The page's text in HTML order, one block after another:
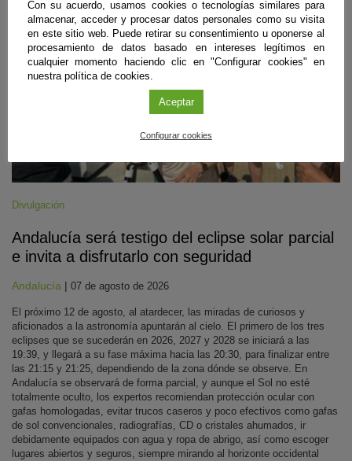
Divulgación
Andalucía será testigo del eclipse solar parcial
e invita a disfrutarlo con seguridad
Andalucía | 07 de agosto de 2026
El próximo 12 de agosto, al atardecer, las miradas de curiosos y
aficionados a la astronomía apuntarán al cielo. El primero de los tres
eclipses que se sucederán en 2026, 2027 y 2028 se iniciará a las
19:39, y llegará a su fase máxima hacia las 20:30, para finalizar entre
las 21:15 y 21:25, dependiendo de la zona dónde se observe. En
Andalucía se observará de forma parcial, y aunque el Sol no esté
totalmente oculto, los expertos recomiendan protección ocular con
gafas homologadas, evitar trucos caseros y poco efectivos como gafas
de sol convencionales, radiografías, CD o cristales ahumados, ir
debidamente equipados con agua y ropa de abrigo, así como escoger
lugares abiertos y seguros, siempre mirando al horizonte occidental
Con su acuerdo, usamos cookies o tecnologías similares para
almacenar, acceder y procesar datos personales como su visita
en este sitio web. Puede retirar su consentimiento u oponerse al
procesamiento de datos basado en intereses legítimos en
cualquier momento haciendo clic en "Configurar cookies" en
nuestra política de cookies.
Aceptar
Configurar cookies